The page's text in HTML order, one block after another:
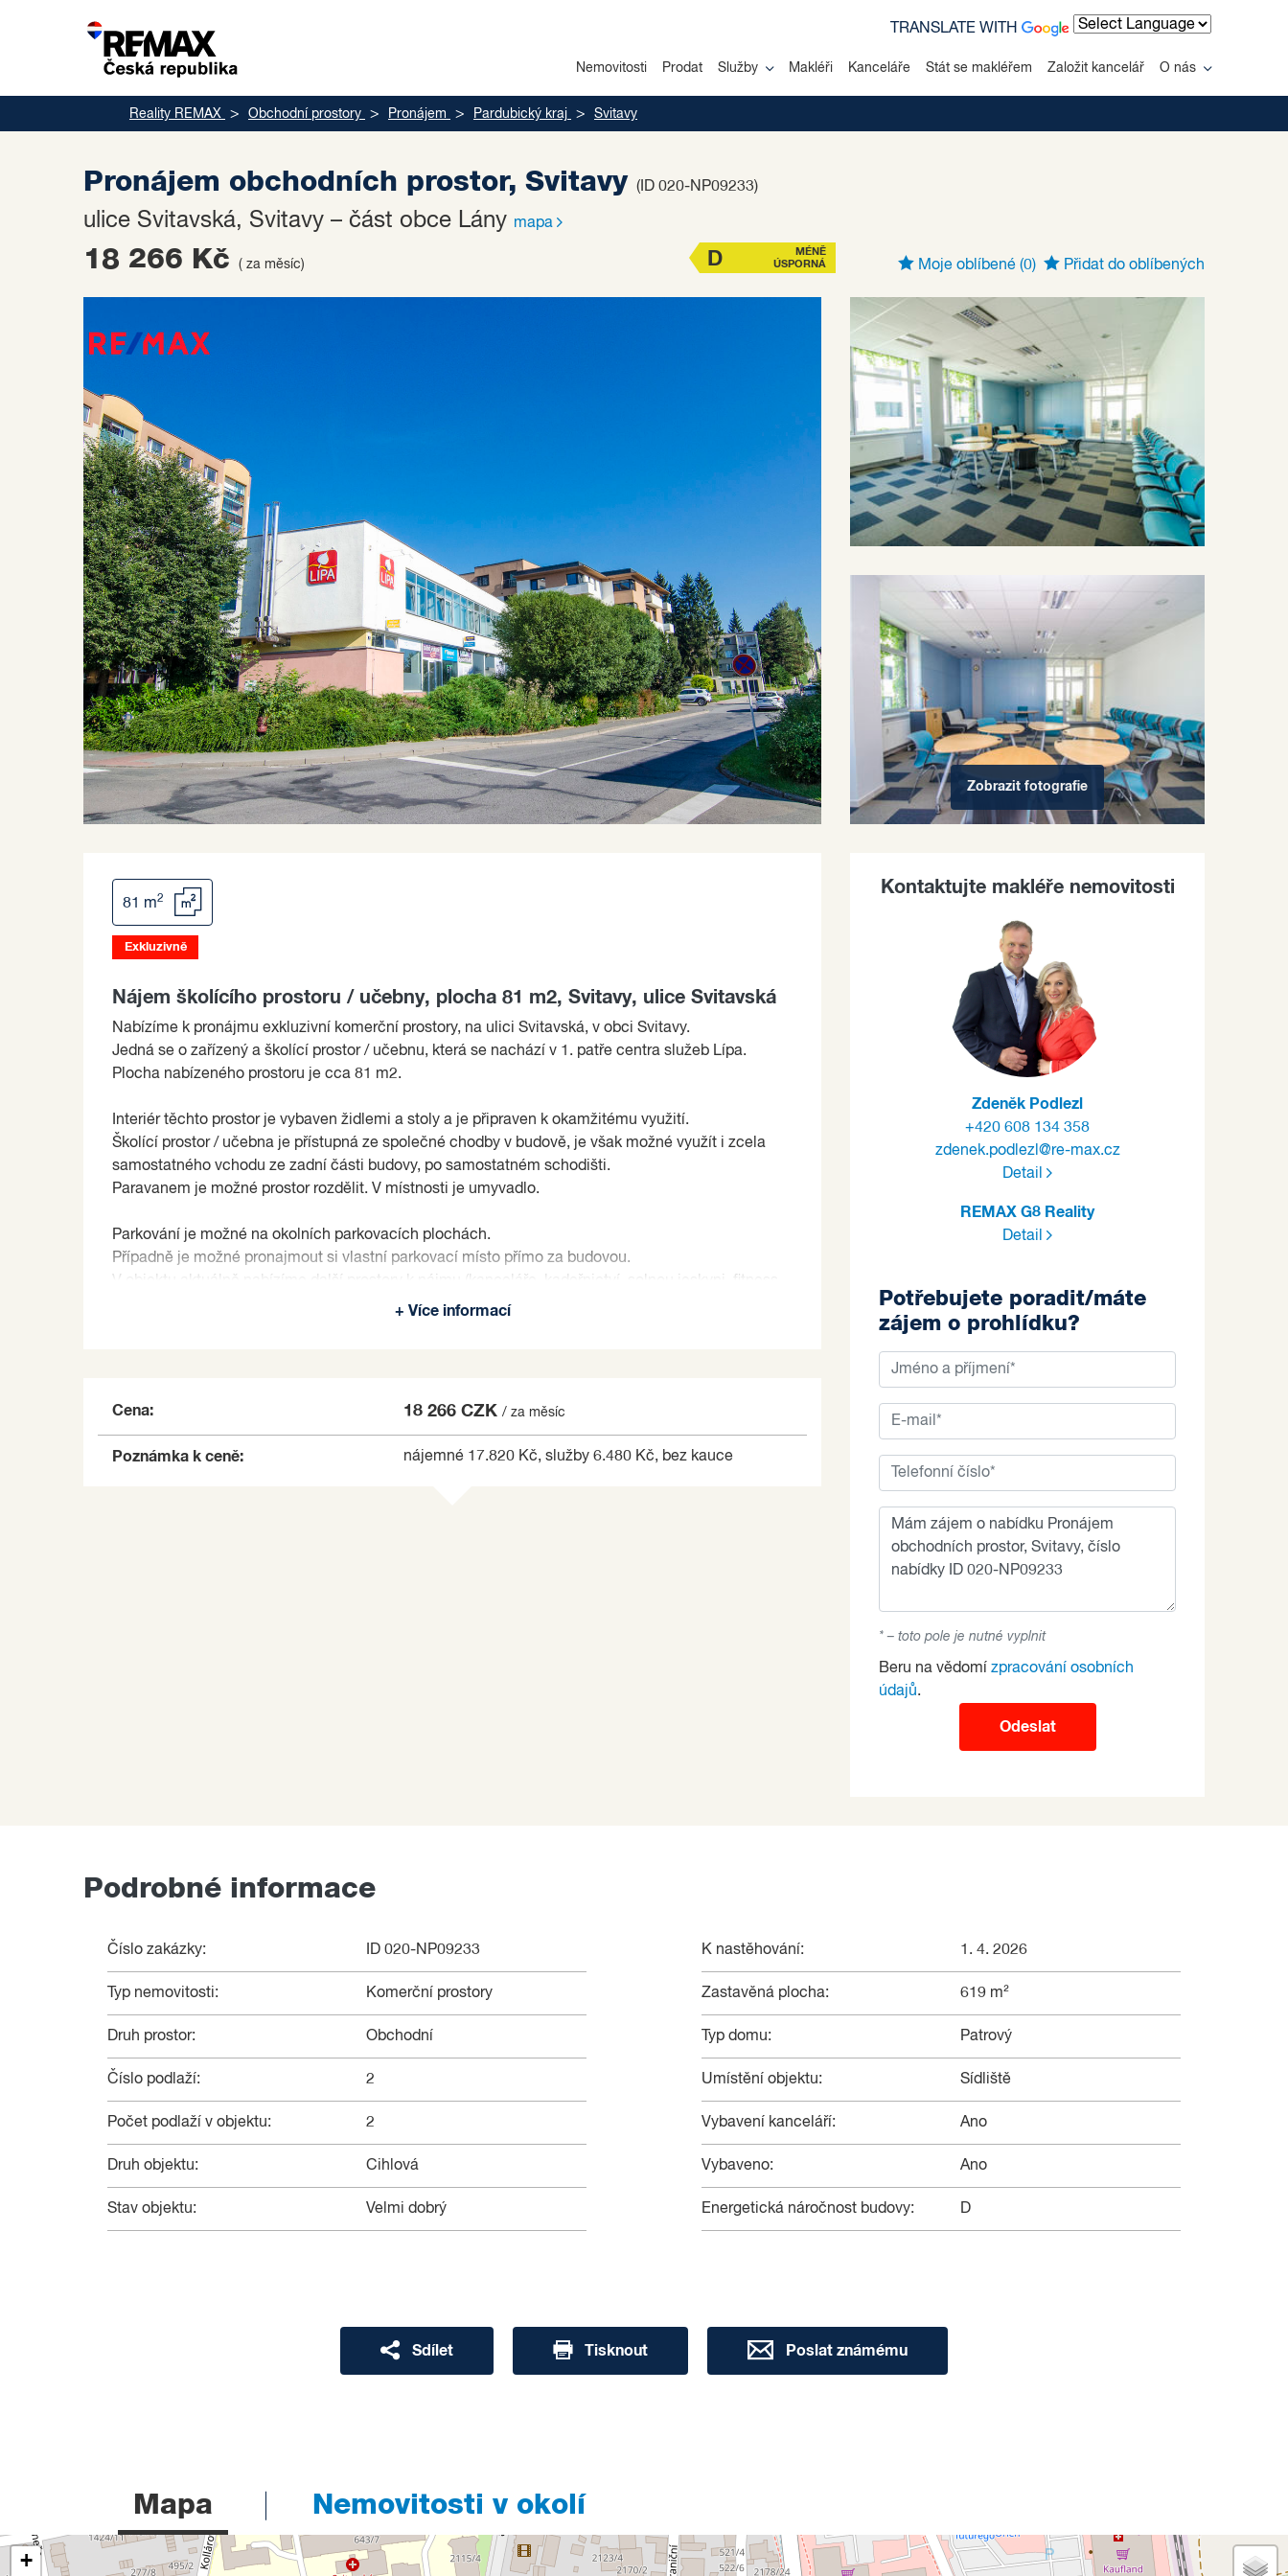
Nemovitosti Prodat Služby Makléři Kanceláře Stát se makléřem Založit kancelář O nás
TRANSLATE WITH
Reality REMAX Obchodní prostory Pronájem Pardubický kraj Svitavy
Pronájem obchodních prostor, Svitavy (ID 020-NP09233)
ulice Svitavská, Svitavy – část obce Lány mapa
18 266 Kč ( za měsíc) D
MÉNĚ
ÚSPORNÁ
Moje oblíbené (0) Přidat do oblíbených
Zobrazit fotografie
81 m2
Exkluzivně
Nájem školícího prostoru / učebny, plocha 81 m2, Svitavy, ulice Svitavská
Nabízíme k pronájmu exkluzivní komerční prostory, na ulici Svitavská, v obci Svitavy.
Jedná se o zařízený a školící prostor / učebnu, která se nachází v 1. patře centra služeb Lípa.
Plocha nabízeného prostoru je cca 81 m2.
Interiér těchto prostor je vybaven židlemi a stoly a je připraven k okamžitému využití.
Školící prostor / učebna je přístupná ze společné chodby v budově, je však možné využít i zcela
samostatného vchodu ze zadní části budovy, po samostatném schodišti.
Paravanem je možné prostor rozdělit. V místnosti je umyvadlo.
Parkování je možné na okolních parkovacích plochách.
Případně je možné pronajmout si vlastní parkovací místo přímo za budovou.
s vynikající dostupností a skvělým potenciálem pro růst a rozvoj vašeho podnikání.
+ Více informací
Cena: 18 266 CZK/ za měsíc
Poznámka k ceně: nájemné 17.820 Kč, služby 6.480 Kč, bez kauce
Kontaktujte makléře nemovitosti
Zdeněk Podlezl
+420 608 134 358
zdenek.podlezl@re-max.cz
Detail
REMAX G8 Reality
Detail
Potřebujete poradit/máte
zájem o prohlídku?
* – toto pole je nutné vyplnit
Beru na vědomí zpracování osobních
údajů.
Odeslat
Podrobné informace
Číslo zakázky: ID 020-NP09233
Typ nemovitosti: Komerční prostory
Druh prostor: Obchodní
Číslo podlaží: 2
Počet podlaží v objektu: 2
Druh objektu: Cihlová
Stav objektu: Velmi dobrý
K nastěhování: 1. 4. 2026
Zastavěná plocha: 619 m²
Typ domu: Patrový
Umístění objektu: Sídliště
Vybavení kanceláří: Ano
Vybaveno: Ano
Energetická náročnost budovy: D
Sdílet Tisknout Poslat známému
Mapa Nemovitosti v okolí
+